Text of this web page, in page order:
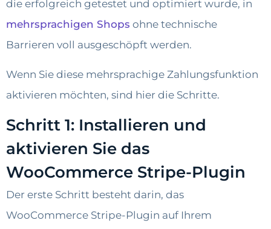
die erfolgreich getestet und optimiert wurde, in
mehrsprachigen Shops ohne technische
Barrieren voll ausgeschöpft werden.
Wenn Sie diese mehrsprachige Zahlungsfunktion
aktivieren möchten, sind hier die Schritte.
Schritt 1: Installieren und
aktivieren Sie das
WooCommerce Stripe-Plugin
Der erste Schritt besteht darin, das
WooCommerce Stripe-Plugin auf Ihrem